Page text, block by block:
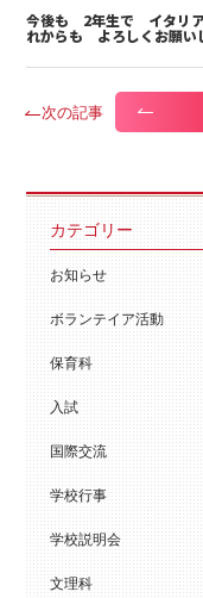
今後も 2年生で イタリ
れからも よろしくお願い
次の記事
カテゴリー
お知らせ
ボランテイア活動
保育科
入試
国際交流
学校行事
学校説明会
文理科